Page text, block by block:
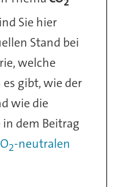
Sie hier
Stand bei
welche
gibt, wie der
wie die
dem Beitrag
2-neutralen